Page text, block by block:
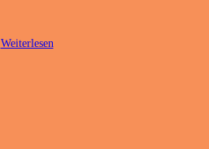
Weiterlesen